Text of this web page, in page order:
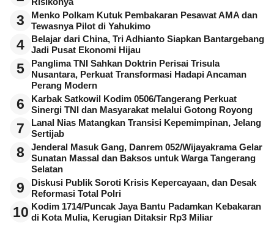
3
Menko Polkam Kutuk Pembakaran Pesawat AMA dan
Tewasnya Pilot di Yahukimo
4
Belajar dari China, Tri Adhianto Siapkan Bantargebang
Jadi Pusat Ekonomi Hijau
5
Panglima TNI Sahkan Doktrin Perisai Trisula
Nusantara, Perkuat Transformasi Hadapi Ancaman
Perang Modern
6
Karbak Satkowil Kodim 0506/Tangerang Perkuat
Sinergi TNI dan Masyarakat melalui Gotong Royong
7
Lanal Nias Matangkan Transisi Kepemimpinan, Jelang
Sertijab
8
Jenderal Masuk Gang, Danrem 052/Wijayakrama Gelar
Sunatan Massal dan Baksos untuk Warga Tangerang
Selatan
9
Diskusi Publik Soroti Krisis Kepercayaan, dan Desak
Reformasi Total Polri
10 Kodim 1714/Puncak Jaya Bantu Padamkan Kebakaran
di Kota Mulia, Kerugian Ditaksir Rp3 Miliar